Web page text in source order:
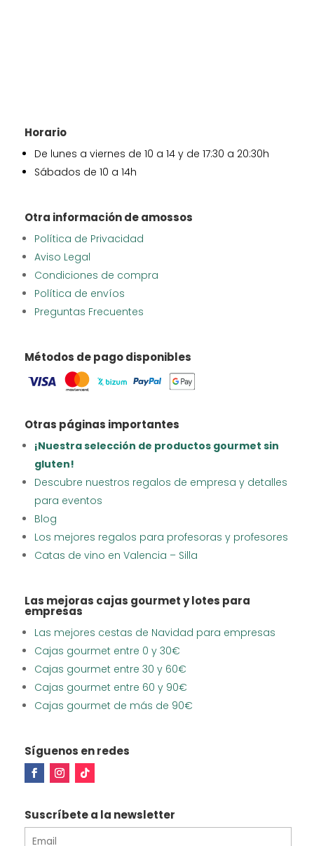
Horario
De lunes a viernes de 10 a 14 y de 17:30 a 20:30h
Sábados de 10 a 14h
Otra información de amossos
Política de Privacidad
Aviso Legal
Condiciones de compra
Política de envíos
Preguntas Frecuentes
Métodos de pago disponibles
Otras páginas importantes
¡Nuestra selección de productos gourmet sin
gluten!
Descubre nuestros regalos de empresa y detalles
para eventos
Blog
Los mejores regalos para profesoras y profesores
Catas de vino en Valencia – Silla
Las mejoras cajas gourmet y lotes para
empresas
Las mejores cestas de Navidad para empresas
Cajas gourmet entre 0 y 30€
Cajas gourmet entre 30 y 60€
Cajas gourmet entre 60 y 90€
Cajas gourmet de más de 90€
Síguenos en redes
Suscríbete a la newsletter